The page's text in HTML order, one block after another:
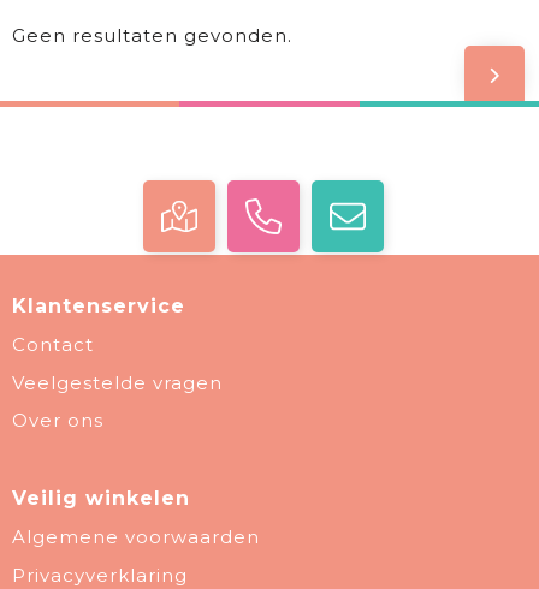
Geen resultaten gevonden.
Klantenservice
Contact
Veelgestelde vragen
Over ons
Veilig winkelen
Algemene voorwaarden
Privacyverklaring